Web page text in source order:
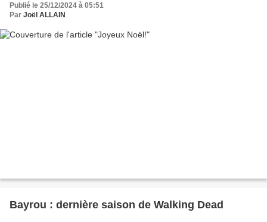
Publié le 25/12/2024 à 05:51
Par Joël ALLAIN
Bayrou : dernière saison de Walking Dead